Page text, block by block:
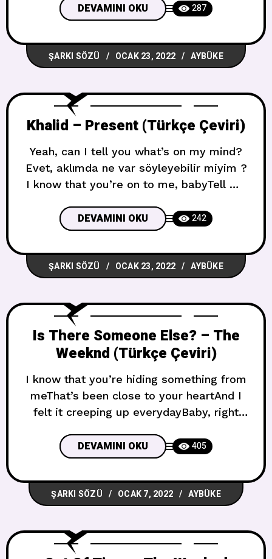
they don’t call the copsYou gettin’
paranoid, I whip around the block Ot
içiyorum, pencereler açık, otoparkta
oturuyorum (Otoparkta)Arkadaşını da
balkonda, polisleri çağırmamaları
DEVAMINI OKU 287
ŞARKI SÖZÜ OCAK 23, 2022 AYBÜKE
Khalid – Present (Türkçe Çeviri)
Yeah, can I tell you what’s on my mind?
Evet, aklımda ne var söyleyebilir miyim ?
I know that you’re on to me, babyTell me
company, babyIf it’s alright, you can roll
with me, baby Benim için ne olduğunu
biliyorum, bebeğimBana beni istediğini
söyle, bebeğimGerçekten birlikteliğimize
DEVAMINI OKU 242
ŞARKI SÖZÜ OCAK 23, 2022 AYBÜKE
Is There Someone Else? – The
Weeknd (Türkçe Çeviri)
I know that you’re hiding something from
meThat’s been close to your heartAnd I
felt it creeping up everydayBaby, right
when we’re fightingWe’re fighting‘Cause I
used to be the one who was lying, oh
lying Benden birşey sakladığını
biliyorumBu kalbine yakın birşeydiVe her
DEVAMINI OKU 405
ŞARKI SÖZÜ OCAK 7, 2022 AYBÜKE